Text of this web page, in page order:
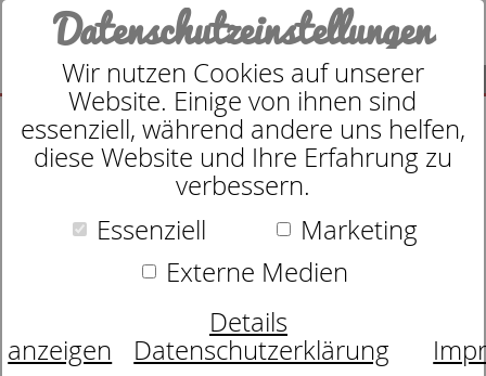
SUCHE
Datenschutzeinstellungen
Wir nutzen Cookies auf unserer
Website. Einige von ihnen sind
essenziell, während andere uns helfen,
diese Website und Ihre Erfahrung zu
verbessern.
Essenziell
Marketing
Externe Medien
Details
anzeigen
Datenschutzerklärung
Produkte Matratzen dormabell Nuvolux 2 Produkte
dormabell Nuvolux
Genießen Sie traumhafte Nächte und
erleben Sie einzigartigen Schlafkomfort. Mit
der Taschenfederkernmatratze dormabell